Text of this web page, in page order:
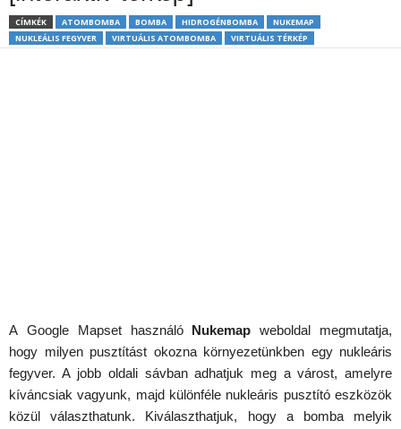
CÍMKÉK ATOMBOMBA BOMBA HIDROGÉNBOMBA
NUKEMAP
NUKLEÁLIS FEGYVER
VIRTUÁLIS ATOMBOMBA VIRTUÁLIS TÉRKÉP
A Google Mapset használó Nukemap weboldal megmutatja,
hogy milyen pusztítást okozna környezetünkben egy nukleáris
fegyver. A jobb oldali sávban adhatjuk meg a várost, amelyre
kíváncsiak vagyunk, majd különféle nukleáris pusztító eszközök
közül választhatunk. Kiválaszthatjuk, hogy a bomba melyik